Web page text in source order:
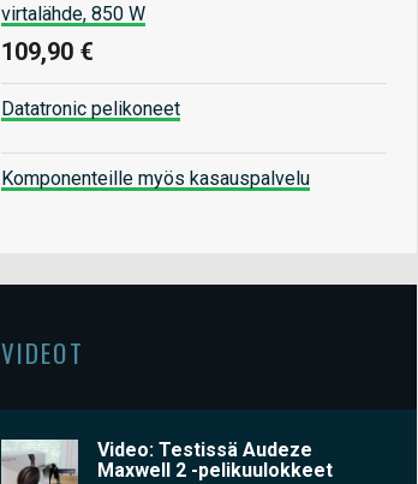
virtalähde, 850 W
109,90 €
Datatronic pelikoneet
Komponenteille myös kasauspalvelu
VIDEOT
Video: Testissä Audeze
Maxwell 2 -pelikuulokkeet